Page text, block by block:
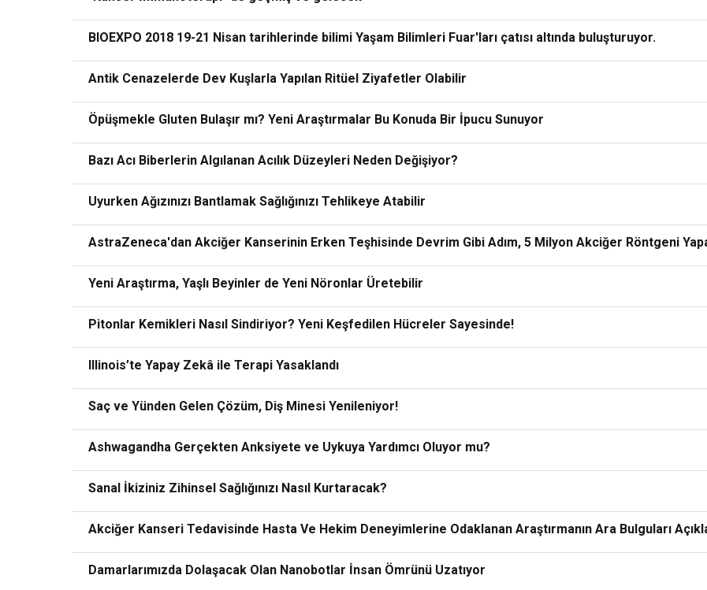
BIOEXPO 2018 19-21 Nisan tarihlerinde bilimi Yaşam Bilimleri Fuar'ları çatısı altında buluşturuyor.
Antik Cenazelerde Dev Kuşlarla Yapılan Ritüel Ziyafetler Olabilir
Öpüşmekle Gluten Bulaşır mı? Yeni Araştırmalar Bu Konuda Bir İpucu Sunuyor
Bazı Acı Biberlerin Algılanan Acılık Düzeyleri Neden Değişiyor?
Uyurken Ağızınızı Bantlamak Sağlığınızı Tehlikeye Atabilir
AstraZeneca'dan Akciğer Kanserinin Erken Teşhisinde Devrim Gibi Adım, 5 Milyon Akciğer Röntgeni
Yeni Araştırma, Yaşlı Beyinler de Yeni Nöronlar Üretebilir
Pitonlar Kemikleri Nasıl Sindiriyor? Yeni Keşfedilen Hücreler Sayesinde!
Illinois’te Yapay Zekâ ile Terapi Yasaklandı
Saç ve Yünden Gelen Çözüm, Diş Minesi Yenileniyor!
Ashwagandha Gerçekten Anksiyete ve Uykuya Yardımcı Oluyor mu?
Sanal İkiziniz Zihinsel Sağlığınızı Nasıl Kurtaracak?
Akciğer Kanseri Tedavisinde Hasta Ve Hekim Deneyimlerine Odaklanan Araştırmanın Ara Bulguları
Damarlarımızda Dolaşacak Olan Nanobotlar İnsan Ömrünü Uzatıyor